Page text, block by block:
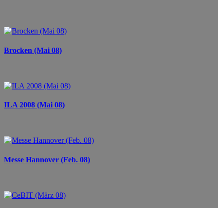
Brocken (Mai 08)
ILA 2008 (Mai 08)
Messe Hannover (Feb. 08)